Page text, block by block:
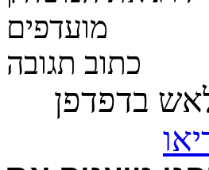
מועדפים
כתוב תגובה
בדפדפן